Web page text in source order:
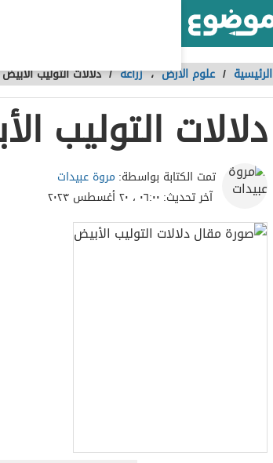
الرئيسية / علوم الأرض،زراعة /دلالات التوليب الأبيض
دلالات التوليب
تمت الكتابة بواسطة: مروة عبيدات
آخر تحديث: ٠٦:٠٠ ، ٢٠ أغسطس ٢٠٢٣